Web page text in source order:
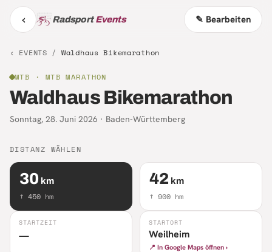
‹ RadsportEvents ✎ Bearbeiten
‹ EVENTS / Waldhaus Bikemarathon
MTB · MTB MARATHON
Waldhaus Bikemarathon
Sonntag, 28. Juni 2026 · Baden-Württemberg
STARTZEIT
—
STARTORT
Weilheim
📍 In Google Maps öffnen ›
DISTANZ WÄHLEN
30 km
↑ 450 hm
42 km
↑ 900 hm